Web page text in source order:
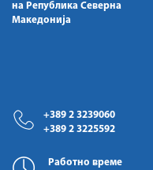
на Република Северна
Македонија
+389 2 3239060
+389 2 3225592
Работно време